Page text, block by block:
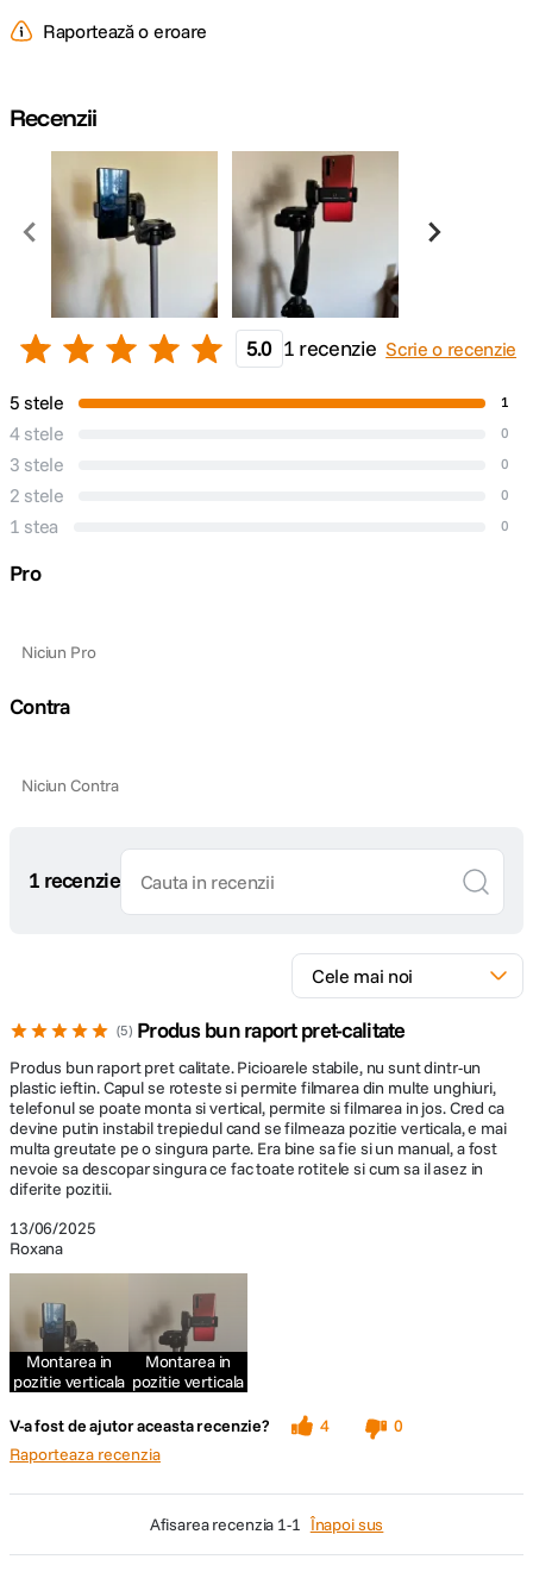
picioarelor
strans
Tip cap trepied
Tip produs Nespecificat
Aluminiu
DETALII PRODUCATOR
Cod producator
Raportează o eroare
Recenzii
5.0 1 recenzie Scrie o recenzie
5 stele 1
4 stele 0
3 stele 0
2 stele 0
1 stea 0
Pro
Niciun Pro
Contra
Niciun Contra
1 recenzie
5 Produs bun raport pret-calitate
13/06/2025
Roxana
Produs bun raport pret calitate. Picioarele stabile, nu sunt dintr-un
plastic ieftin. Capul se roteste si permite filmarea din multe unghiuri,
telefonul se poate monta si vertical, permite si filmarea in jos. Cred ca
devine putin instabil trepiedul cand se filmeaza pozitie verticala, e mai
multa greutate pe o singura parte. Era bine sa fie si un manual, a fost
nevoie sa descopar singura ce fac toate rotitele si cum sa il asez in
diferite pozitii.
Montarea in
pozitie verticala
Montarea in
pozitie verticala
V-a fost de ajutor aceasta recenzie? 4
0
Raporteaza recenzia
afisarea recenzia 1-1 Înapoi sus